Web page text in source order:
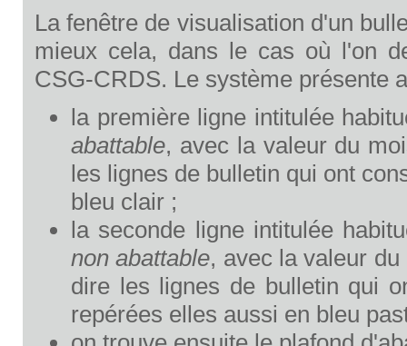
La fenêtre de visualisation d'un
mieux cela, dans le cas où l'on
CSG-CRDS. Le système présente
la première ligne intitulée
abattable, avec la valeur du
les lignes de bulletin qui ont
bleu clair ;
la seconde ligne intitulée
non abattable, avec la valeur
dire les lignes de bulletin qui
repérées elles aussi en bleu